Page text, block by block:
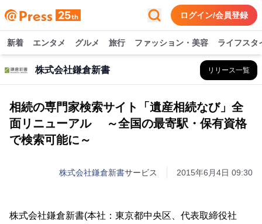
ログイン/会員登録
新着 エンタメ グルメ 旅行 ファッション・美容 ライフスタ
株式会社鎌倉新書 リリース一覧
相続の専門家検索サイト「遺産相続なび」全
面リニューアル ～全国の最寄駅・保有資格
で検索可能に～
株式会社鎌倉新書サービス 2015年6月4日 09:30
株式会社鎌倉新書(本社：東京都中央区、代表取締役社